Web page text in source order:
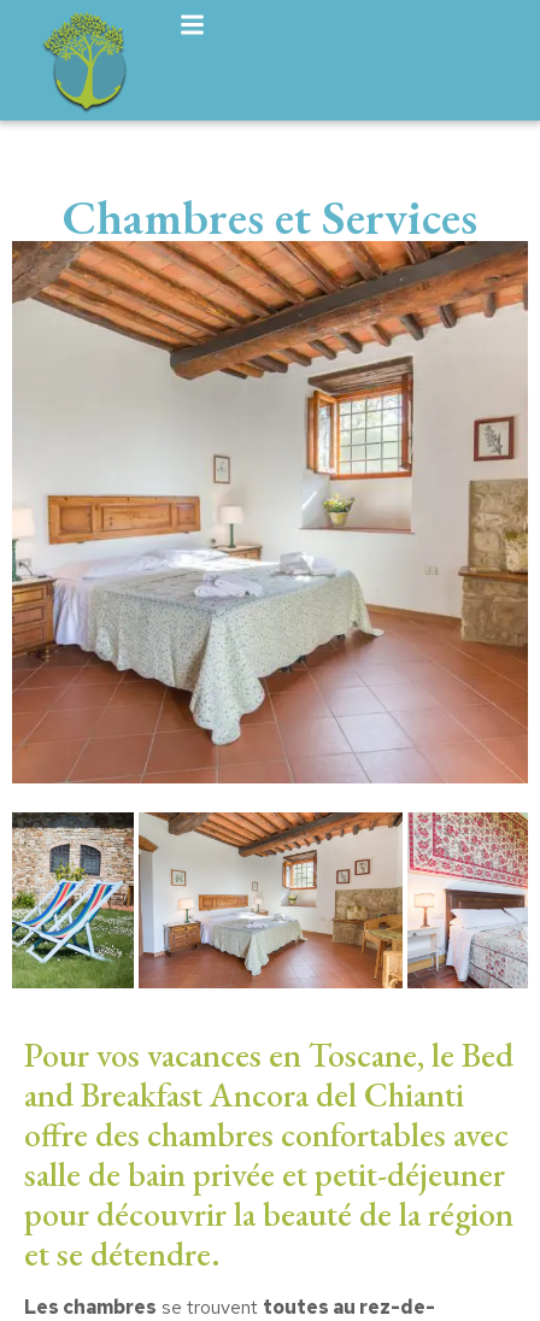
Chambres et Services
Pour vos vacances en Toscane, le Bed
and Breakfast Ancora del Chianti
offre des chambres confortables avec
salle de bain privée et petit-déjeuner
pour découvrir la beauté de la région
et se détendre.
Les chambres se trouvent toutes au rez-de-